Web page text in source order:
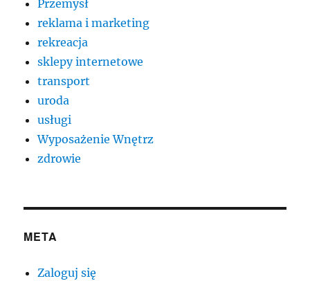
Przemysł
reklama i marketing
rekreacja
sklepy internetowe
transport
uroda
usługi
Wyposażenie Wnętrz
zdrowie
META
Zaloguj się